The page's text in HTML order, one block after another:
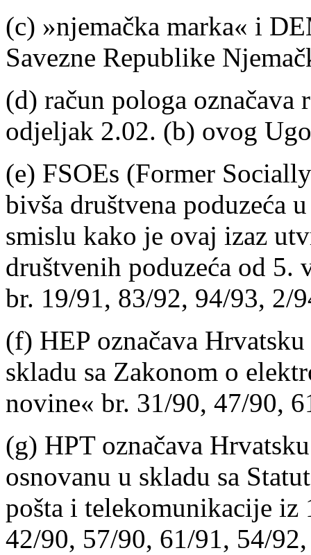
(c) »njemačka marka« i
Savezne Republike
(d) račun pologa označava
odjeljak 2.02. (b) ovog
(e) FSOEs (Former
bivša društvena poduzeća
smislu kako je ovaj izaz
društvenih poduzeća od 5.
br. 19/91, 83/92, 94/93, 2/
(f) HEP označava
skladu sa Zakonom o
novine« br. 31/90, 47/90,
(g) HPT označava
osnovanu u skladu sa
pošta i telekomunikacije iz
42/90, 57/90, 61/91, 54/